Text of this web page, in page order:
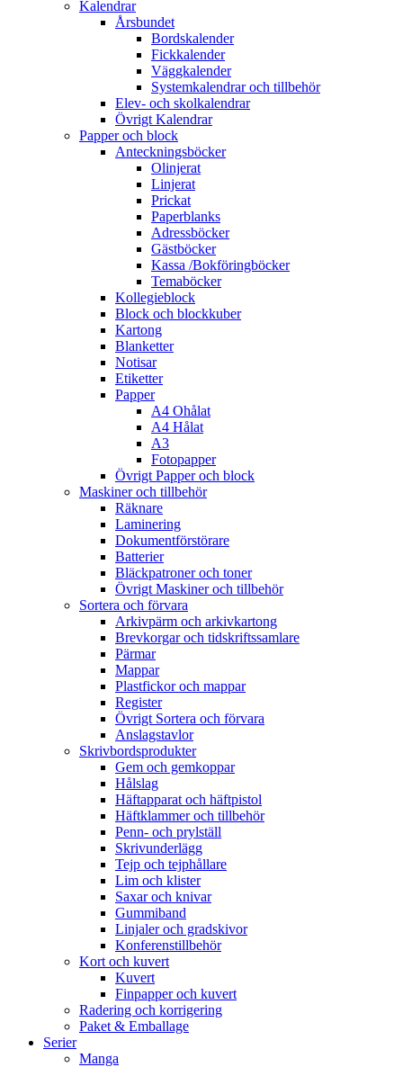
Kalendrar
Årsbundet
Bordskalender
Fickkalender
Väggkalender
Systemkalendrar och tillbehör
Elev- och skolkalendrar
Övrigt Kalendrar
Papper och block
Anteckningsböcker
Olinjerat
Linjerat
Prickat
Paperblanks
Adressböcker
Gästböcker
Kassa /Bokföringböcker
Temaböcker
Kollegieblock
Block och blockkuber
Kartong
Blanketter
Notisar
Etiketter
Papper
A4 Ohålat
A4 Hålat
A3
Fotopapper
Övrigt Papper och block
Maskiner och tillbehör
Räknare
Laminering
Dokumentförstörare
Batterier
Bläckpatroner och toner
Övrigt Maskiner och tillbehör
Sortera och förvara
Arkivpärm och arkivkartong
Brevkorgar och tidskriftssamlare
Pärmar
Mappar
Plastfickor och mappar
Register
Övrigt Sortera och förvara
Anslagstavlor
Skrivbordsprodukter
Gem och gemkoppar
Hålslag
Häftapparat och häftpistol
Häftklammer och tillbehör
Penn- och prylställ
Skrivunderlägg
Tejp och tejphållare
Lim och klister
Saxar och knivar
Gummiband
Linjaler och gradskivor
Konferenstillbehör
Kort och kuvert
Kuvert
Finpapper och kuvert
Radering och korrigering
Paket & Emballage
Serier
Manga